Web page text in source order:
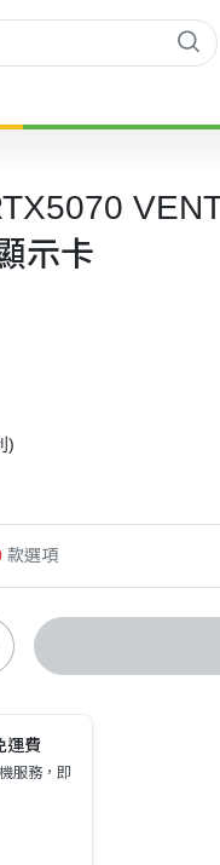
示卡
)
款選項
運費
服務，即